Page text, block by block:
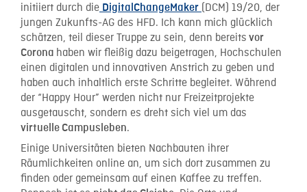
initiiert durch die DigitalChangeMaker (DCM) 19/20, der
jungen Zukunfts-AG des HFD. Ich kann mich glücklich
schätzen, teil dieser Truppe zu sein, denn bereits vor
Corona haben wir fleißig dazu beigetragen, Hochschulen
einen digitalen und innovativen Anstrich zu geben und
haben auch inhaltlich erste Schritte begleitet. Während
der “Happy Hour” werden nicht nur Freizeitprojekte
ausgetauscht, sondern es dreht sich viel um das
virtuelle Campusleben.
Einige Universitäten bieten Nachbauten ihrer
Räumlichkeiten online an, um sich dort zusammen zu
finden oder gemeinsam auf einen Kaffee zu treffen.